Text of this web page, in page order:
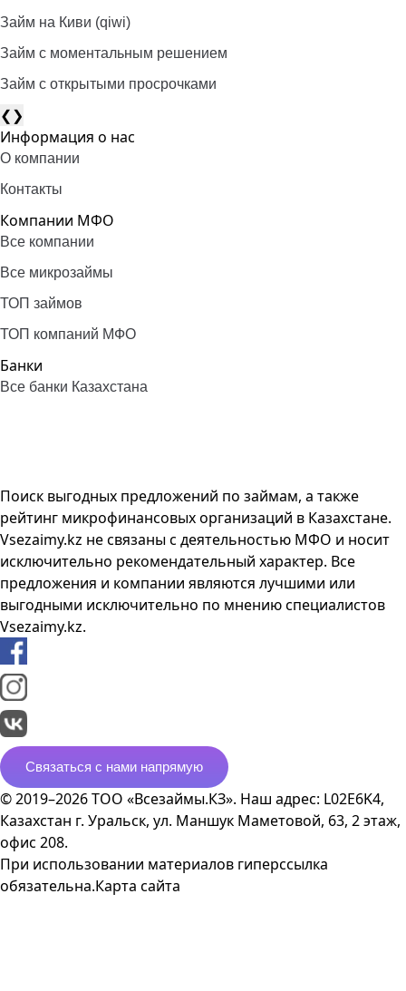
Займ на Киви (qiwi)
Займ c моментальным решением
Займ с открытыми просрочками
❮❯
Информация о нас
О компании
Контакты
Компании МФО
Все компании
Все микрозаймы
ТОП займов
ТОП компаний МФО
Банки
Все банки Казахстана
Поиск выгодных предложений по займам, а также
рейтинг микрофинансовых организаций в Казахстане.
Vsezaimy.kz не связаны с деятельностью МФО и носит
исключительно рекомендательный характер. Все
предложения и компании являются лучшими или
выгодными исключительно по мнению специалистов
Vsezaimy.kz.
Связаться с нами напрямую
© 2019–2026 ТОО «Всезаймы.КЗ». Наш адрес: L02E6K4,
Казахстан г. Уральск, ул. Маншук Маметовой, 63, 2 этаж,
офис 208.
При использовании материалов гиперссылка
обязательна.Карта сайта